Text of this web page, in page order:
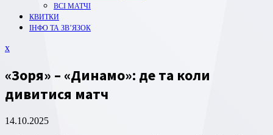
ВСІ МАТЧІ
КВИТКИ
ІНФО ТА ЗВ’ЯЗОК
xЗакрити
«Зоря» – «Динамо»: де та коли
дивитися матч
14.10.2025